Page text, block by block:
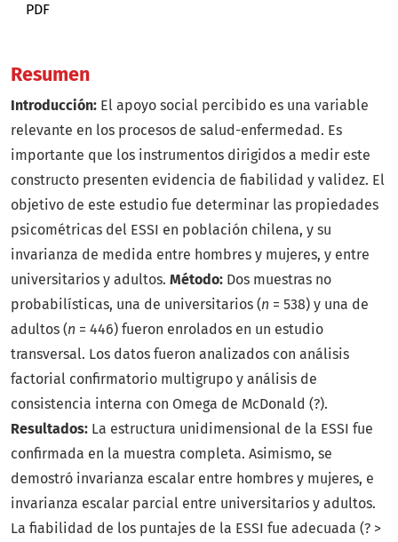
PDF
Resumen
Introducción: El apoyo social percibido es una variable
relevante en los procesos de salud-enfermedad. Es
importante que los instrumentos dirigidos a medir este
constructo presenten evidencia de fiabilidad y validez. El
objetivo de este estudio fue determinar las propiedades
psicométricas del ESSI en población chilena, y su
invarianza de medida entre hombres y mujeres, y entre
universitarios y adultos. Método: Dos muestras no
probabilísticas, una de universitarios (n = 538) y una de
adultos (n = 446) fueron enrolados en un estudio
transversal. Los datos fueron analizados con análisis
factorial confirmatorio multigrupo y análisis de
consistencia interna con Omega de McDonald (?).
Resultados: La estructura unidimensional de la ESSI fue
confirmada en la muestra completa. Asimismo, se
demostró invarianza escalar entre hombres y mujeres, e
invarianza escalar parcial entre universitarios y adultos.
La fiabilidad de los puntajes de la ESSI fue adecuada (? >